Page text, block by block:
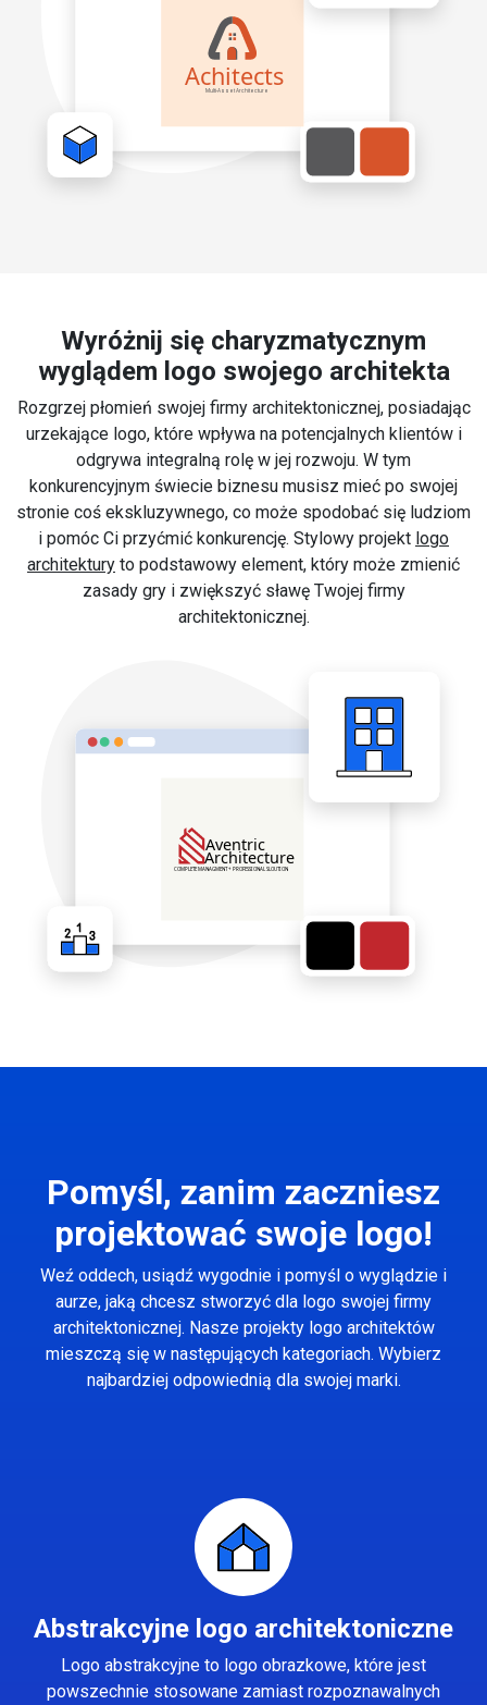
Wyróżnij się charyzmatycznym
wyglądem logo swojego architekta
Rozgrzej płomień swojej firmy architektonicznej, posiadając
urzekające logo, które wpływa na potencjalnych klientów i
odgrywa integralną rolę w jej rozwoju. W tym
konkurencyjnym świecie biznesu musisz mieć po swojej
stronie coś ekskluzywnego, co może spodobać się ludziom
i pomóc Ci przyćmić konkurencję. Stylowy projekt logo
architektury to podstawowy element, który może zmienić
zasady gry i zwiększyć sławę Twojej firmy
architektonicznej.
Pomyśl, zanim zaczniesz
projektować swoje logo!
Weź oddech, usiądź wygodnie i pomyśl o wyglądzie i
aurze, jaką chcesz stworzyć dla logo swojej firmy
architektonicznej. Nasze projekty logo architektów
mieszczą się w następujących kategoriach. Wybierz
najbardziej odpowiednią dla swojej marki.
Abstrakcyjne logo architektoniczne
Logo abstrakcyjne to logo obrazkowe, które jest
powszechnie stosowane zamiast rozpoznawalnych